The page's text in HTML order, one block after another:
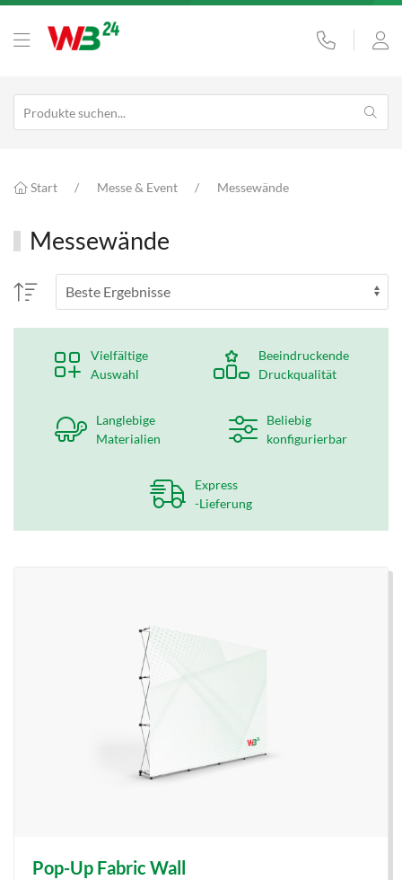
Start Messe & Event Messewände
Messewände
Vielfältige
Auswahl
Beeindruckende
Druckqualität
Langlebige
Materialien
Beliebig
konfigurierbar
Express
-Lieferung
Pop-Up Fabric Wall